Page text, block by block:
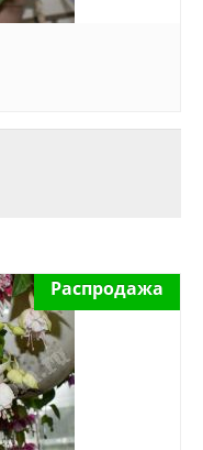
Распродажа